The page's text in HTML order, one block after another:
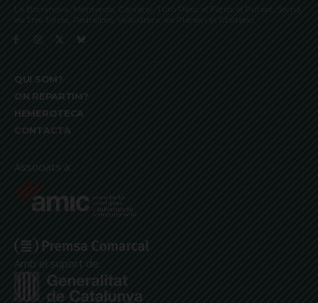
La Bonanova, Monterols, Galvany, Turó Parc, el Farró, el Putxet, Sarrià,
les Tres Torres, Pedralbes, Vallvidrera, les Planes i el Tibidabo
QUI SOM?
ON REPARTIM?
HEMEROTECA
CONTACTA
Associats a:
Amb el suport de: